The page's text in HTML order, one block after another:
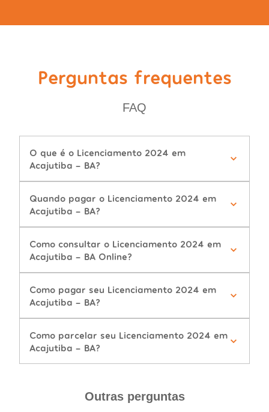
Perguntas frequentes
FAQ
O que é o Licenciamento 2024 em
Acajutiba - BA?
Quando pagar o Licenciamento 2024 em
Acajutiba - BA?
Como consultar o Licenciamento 2024 em
Acajutiba - BA Online?
Como pagar seu Licenciamento 2024 em
Acajutiba - BA?
Como parcelar seu Licenciamento 2024 em
Acajutiba - BA?
Outras perguntas